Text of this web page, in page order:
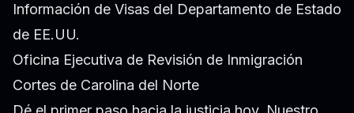
Información de Visas del Departamento de Estado
de EE.UU.
Oficina Ejecutiva de Revisión de Inmigración
Cortes de Carolina del Norte